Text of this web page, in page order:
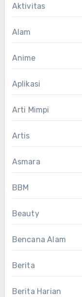
Aktivitas
Alam
Anime
Aplikasi
Arti Mimpi
Artis
Asmara
BBM
Beauty
Bencana Alam
Berita
Berita Harian